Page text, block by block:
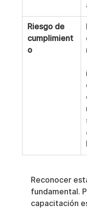
Riesgo de
cumplimient
o
Reconocer
fundamental.
capacitación